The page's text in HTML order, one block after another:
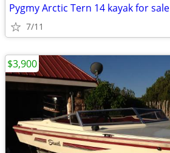
Pygmy Arctic Tern 14 kayak for sale
7/11
$3,900